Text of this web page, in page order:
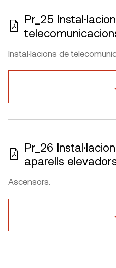
Pr_25
Instal·lacions de
Pr_26
aparells
Ascensors.